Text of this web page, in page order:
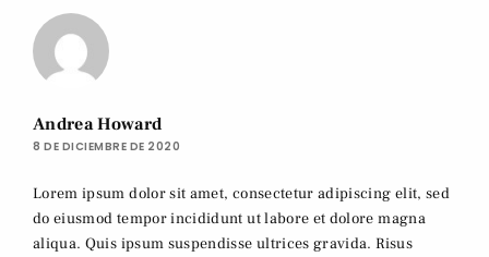
Andrea Howard
8 DE DICIEMBRE DE 2020
Lorem ipsum dolor sit amet, consectetur adipiscing elit, sed
do eiusmod tempor incididunt ut labore et dolore magna
aliqua. Quis ipsum suspendisse ultrices gravida. Risus